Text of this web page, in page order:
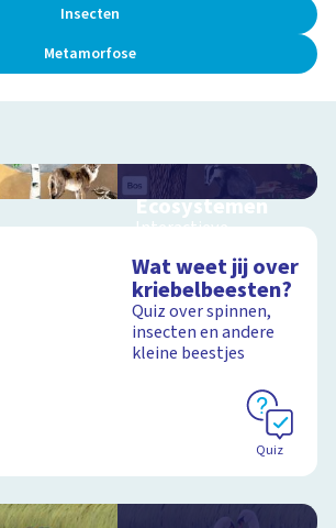
Insecten
Metamorfose
Ecosystemen
Interactieve
Veluwe
Schoolplaat
Wat weet jij over
kriebelbeesten?
Quiz over spinnen,
insecten en andere
kleine beestjes
Quiz